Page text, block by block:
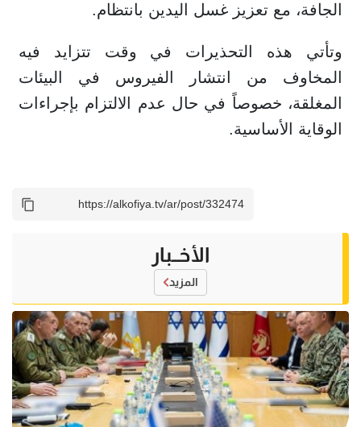
الجافة، مع تعزيز غسل اليدين بانتظام.
وتأتي هذه التحذيرات في وقت تتزايد فيه
المخاوف من انتشار الفيروس في البيئات
المغلقة، خصوصاً في حال عدم الالتزام بإجراءات
الوقاية الأساسية.
الأخــبار
المزيد